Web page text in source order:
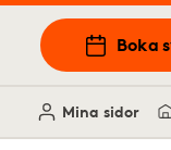
Boka
Mina sidor